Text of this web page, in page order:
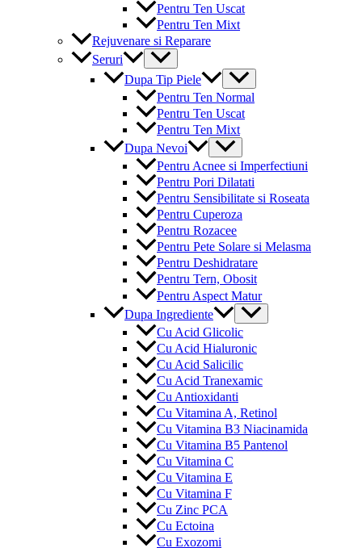
Pentru Ten Uscat
Pentru Ten Mixt
Rejuvenare si Reparare
Seruri
Menu
Toggle
Dupa Tip Piele
Menu
Toggle
Pentru Ten Normal
Pentru Ten Uscat
Pentru Ten Mixt
Dupa Nevoi
Menu
Toggle
Pentru Acnee si Imperfectiuni
Pentru Pori Dilatati
Pentru Sensibilitate si Roseata
Pentru Cuperoza
Pentru Rozacee
Pentru Pete Solare si Melasma
Pentru Deshidratare
Pentru Tern, Obosit
Pentru Aspect Matur
Dupa Ingrediente
Menu
Toggle
Cu Acid Glicolic
Cu Acid Hialuronic
Cu Acid Salicilic
Cu Acid Tranexamic
Cu Antioxidanti
Cu Vitamina A, Retinol
Cu Vitamina B3 Niacinamida
Cu Vitamina B5 Pantenol
Cu Vitamina C
Cu Vitamina E
Cu Vitamina F
Cu Zinc PCA
Cu Ectoina
Cu Exozomi